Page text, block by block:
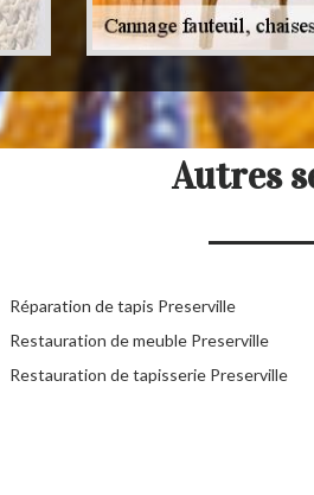
Autres
Réparation de tapis Preserville
Restauration de meuble Preserville
Restauration de tapisserie Preserville